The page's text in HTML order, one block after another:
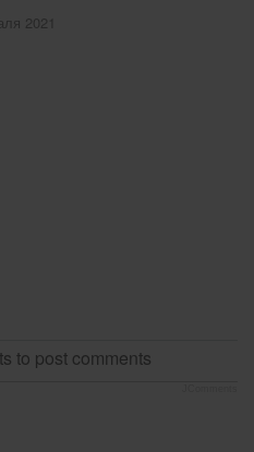
2021
to post comments